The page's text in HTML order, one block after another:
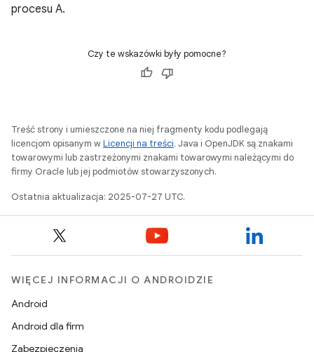
procesu A.
Czy te wskazówki były pomocne?
Treść strony i umieszczone na niej fragmenty kodu podlegają
licencjom opisanym wLicencji na treści. Java i OpenJDK są znakami
towarowymi lub zastrzeżonymi znakami towarowymi należącymi do
firmy Oracle lub jej podmiotów stowarzyszonych.
Ostatnia aktualizacja: 2025-07-27 UTC.
WIĘCEJ INFORMACJI O ANDROIDZIE
Android
Android dla firm
Zabezpieczenia